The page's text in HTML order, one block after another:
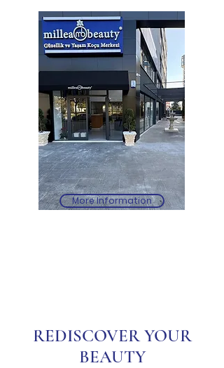
More Information
REDISCOVER YOUR
BEAUTY